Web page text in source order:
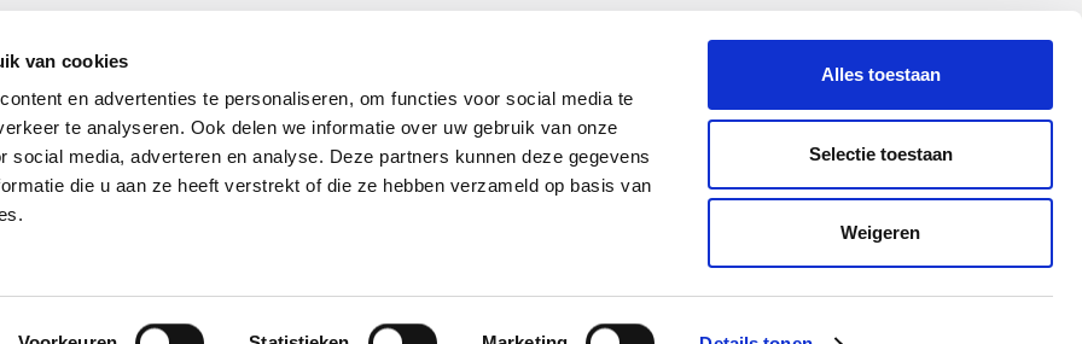
van cookies
en advertenties te personaliseren, om functies voor social media te
te analyseren. Ook delen we informatie over uw gebruik van onze
social media, adverteren en analyse. Deze partners kunnen deze gegevens
die u aan ze heeft verstrekt of die ze hebben verzameld op basis van
Alles toestaan
Selectie toestaan
Weigeren
Italy - Maps
Italy - Maps
Italy -Maps
kapitaal Euro 4.071.429
LID VAN
VOLG ONS